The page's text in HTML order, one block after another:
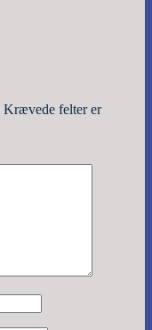
Krævede felter er